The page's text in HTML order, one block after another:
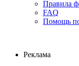
Правила
FAQ
Помощь
Реклама